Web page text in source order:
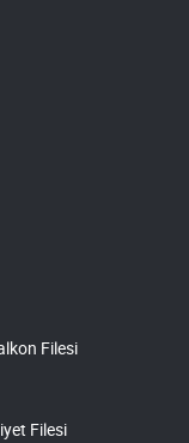
Filesi
Filesi